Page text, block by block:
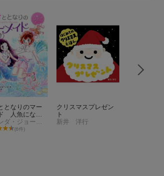
となりのマー
人魚になれ
ヒミツ。
(6件)
クリスマスプレゼン
ト
新井 洋行